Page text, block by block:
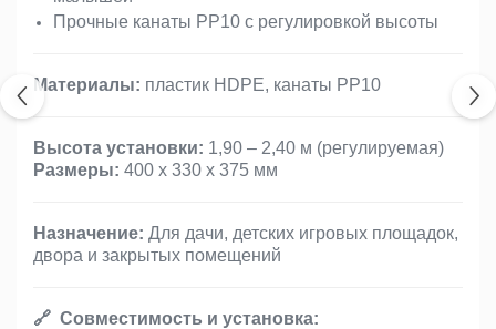
Прочные канаты PP10 с регулировкой высоты
Материалы: пластик HDPE, канаты PP10
Высота установки: 1,90 – 2,40 м (регулируемая)
Размеры: 400 х 330 х 375 мм
Назначение: Для дачи, детских игровых площадок,
двора и закрытых помещений
🔗 Совместимость и установка: